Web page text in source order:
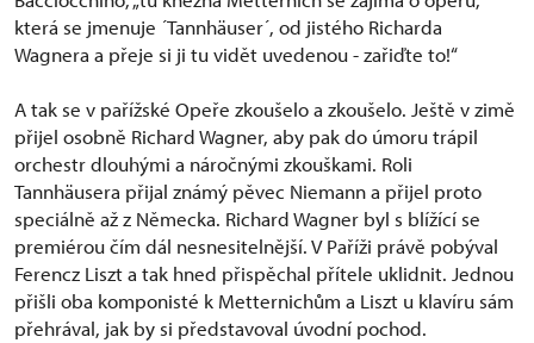
která se jmenuje ´Tannhäuser´, od jistého Richarda
Wagnera a přeje si ji tu vidět uvedenou - zařiďte to!“
A tak se v pařížské Opeře zkoušelo a zkoušelo. Ještě v zimě
přijel osobně Richard Wagner, aby pak do úmoru trápil
orchestr dlouhými a náročnými zkouškami. Roli
Tannhäusera přijal známý pěvec Niemann a přijel proto
speciálně až z Německa. Richard Wagner byl s blížící se
premiérou čím dál nesnesitelnější. V Paříži právě pobýval
Ferencz Liszt a tak hned přispěchal přítele uklidnit. Jednou
přišli oba komponisté k Metternichům a Liszt u klavíru sám
přehrával, jak by si představoval úvodní pochod.